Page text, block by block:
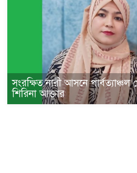
সংরক্ষিত নারী আসনে
শিরিনা আক্তার